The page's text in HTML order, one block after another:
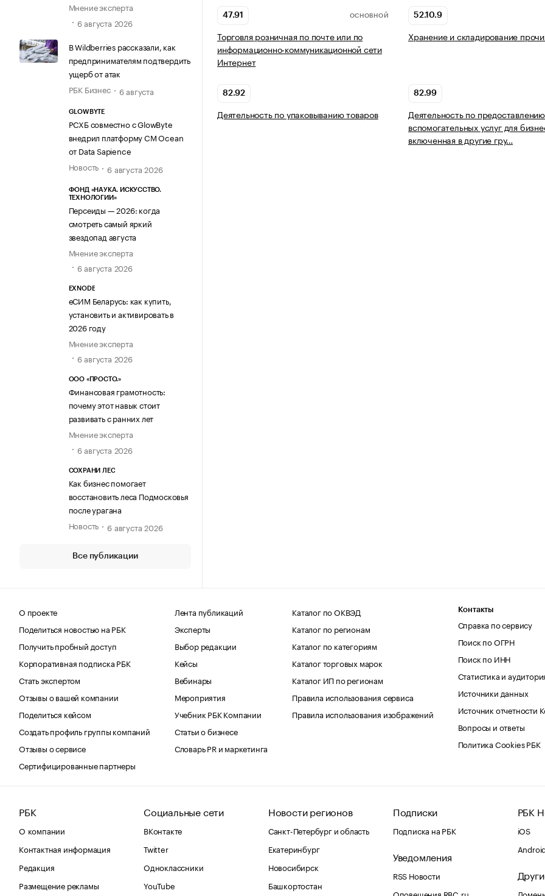
Мнение эксперта
6 августа 2026
В Wildberries рассказали, как
предпринимателям подтвердить
ущерб от атак
РБК Бизнес
6 августа
GLOWBYTE
РСХБ совместно с GlowByte
внедрил платформу CM Ocean
от Data Sapience
Новость
6 августа 2026
ФОНД «НАУКА. ИСКУССТВО.
ТЕХНОЛОГИИ»
Персеиды — 2026: когда
смотреть самый яркий
звездопад августа
Мнение эксперта
6 августа 2026
EXNODE
еСИМ Беларусь: как купить,
установить и активировать в
2026 году
Мнение эксперта
6 августа 2026
ООО «ПРОСТО.»
Финансовая грамотность:
почему этот навык стоит
развивать с ранних лет
Мнение эксперта
6 августа 2026
СОХРАНИ ЛЕС
Как бизнес помогает
восстановить леса Подмосковья
после урагана
Новость
6 августа 2026
Все публикации
47.91 ОСНОВНОЙ
Торговля розничная по почте или по
информационно-коммуникационной сети
Интернет
52.10.9
Хранение и складирование
82.92
Деятельность по упаковыванию товаров
82.99
Деятельность по
вспомогательных услуг для
включенная в другие гру…
О проекте
Поделиться новостью на РБК
Получить пробный доступ
Корпоративная подписка РБК
Стать экспертом
Отзывы о вашей компании
Поделиться кейсом
Создать профиль группы компаний
Отзывы о сервисе
Сертифицированные партнеры
Лента публикаций
Эксперты
Выбор редакции
Кейсы
Вебинары
Мероприятия
Учебник РБК Компании
Статьи о бизнесе
Словарь PR и маркетинга
Каталог по ОКВЭД
Каталог по регионам
Каталог по категориям
Каталог торговых марок
Каталог ИП по регионам
Правила использования сервиса
Правила использования изображений
Контакты
Справка по сервису
Поиск по ОГРН
Поиск по ИНН
Статистика и
Источники данных
Источник отчетности
Вопросы и ответы
Политика Cookies РБК
РБК
О компании
Контактная информация
Редакция
Размещение рекламы
Социальные сети
ВКонтакте
Twitter
Одноклассники
YouTube
Новости регионов
Санкт-Петербург и область
Екатеринбург
Новосибирск
Башкортостан
Подписки
Подписка на РБК
Уведомления
RSS Новости
Оповещения RBC.ru
РБК
iOS